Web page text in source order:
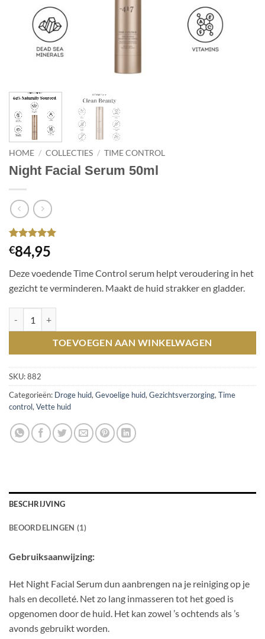
HOME / COLLECTIES / TIME CONTROL
Night Facial Serum 50ml
Gewaardeerd
5op 5
op
1
klant
waardering
€84,95
Deze voedende Time Control serum helpt veroudering in het
gezicht te verminderen. Maakt de huid strakker en gladder.
TOEVOEGEN AAN WINKELWAGEN
SKU:882
Categorieën: Droge huid, Gevoelige huid, Gezichtsverzorging, Time
control, Vette huid
BESCHRIJVING
BEOORDELINGEN (1)
Gebruiksaanwijzing:
Het Night Facial Serum dun aanbrengen na je reiniging op je
hals en decolleté. Net zo lang inmasseren tot het goed is
opgenomen door de huid. Het kan zowel ’s ochtends als ’s
avonds gebruikt worden.